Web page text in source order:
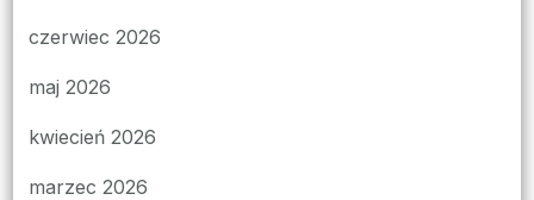
czerwiec 2026
maj 2026
kwiecień 2026
marzec 2026